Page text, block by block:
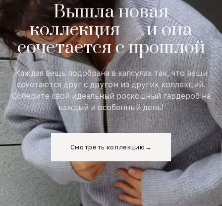
Вышла новая
коллекция — и она
сочетается с прошлой
Каждая вещь подобрана в капсулах так, что вещи
сочетаются друг с другом из других коллекций.
Соберите свой идеальный роскошный гардероб на
каждый и особенный день!
Смотреть коллекцию →